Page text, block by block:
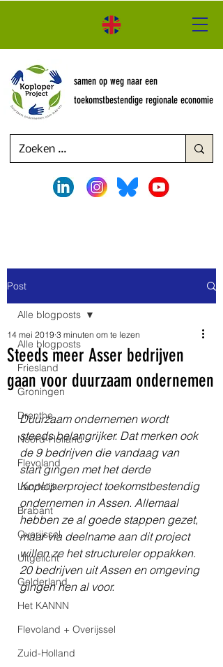
samen op weg naar een
toekomstbestendige regionale economie
Post
Alle blogposts
Friesland
Groningen
Drenthe
Noord-Holland
Flevoland
Landelijk
Brabant
Overijssel
Uitgelicht
Gelderland
Het KANNN
Flevoland + Overijssel
Zuid-Holland
Alle blogposts
Steeds meer Asser bedrijven
gaan voor duurzaam ondernemen
14 mei 2019 3 minuten om te lezen
Duurzaam ondernemen wordt
steeds belangrijker. Dat merken ook
de 9 bedrijven die vandaag van
start gingen met het derde
Koploperproject toekomstbestendig
ondernemen in Assen. Allemaal
hebben ze al goede stappen gezet,
maar via deelname aan dit project
willen ze het structureler oppakken.
20 bedrijven uit Assen en omgeving
gingen hen al voor.